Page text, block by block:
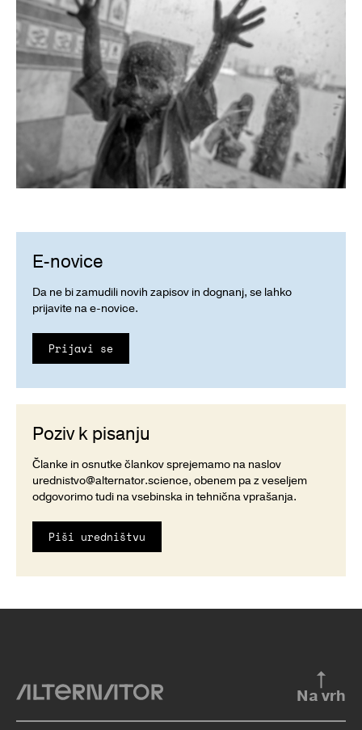
E-novice
Da ne bi zamudili novih zapisov in dognanj, se lahko
prijavite na e-novice.
Prijavi se
Poziv k pisanju
Članke in osnutke člankov sprejemamo na naslov
urednistvo@alternator.science, obenem pa z veseljem
odgovorimo tudi na vsebinska in tehnična vprašanja.
Piši uredništvu
Na vrh